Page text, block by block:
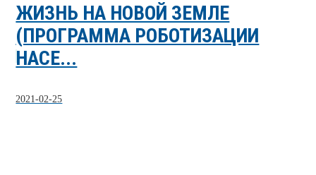
ЖИЗНЬ НА НОВОЙ ЗЕМЛЕ
(ПРОГРАММА РОБОТИЗАЦИИ
НАСЕ...
2021-02-25